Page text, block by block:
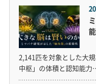
2,141匹を対象とした大
中枢」の体積と認知能